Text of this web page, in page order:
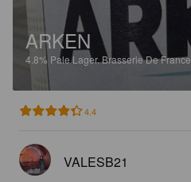
ARKEN
4.8% Pale Lager.Brasserie De France.
4.4
VALESB21